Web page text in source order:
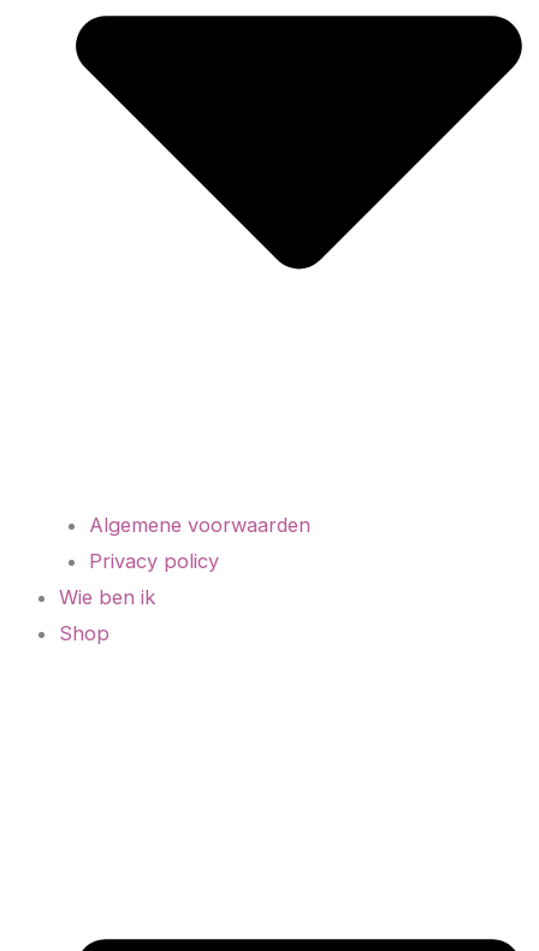
Algemene voorwaarden
Privacy policy
Wie ben ik
Shop